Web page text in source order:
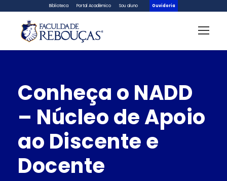
Biblioteca Portal Acadêmico Sou aluno Ouvidoria
Conheça o NADD
– Núcleo de Apoio
ao Discente e
Docente